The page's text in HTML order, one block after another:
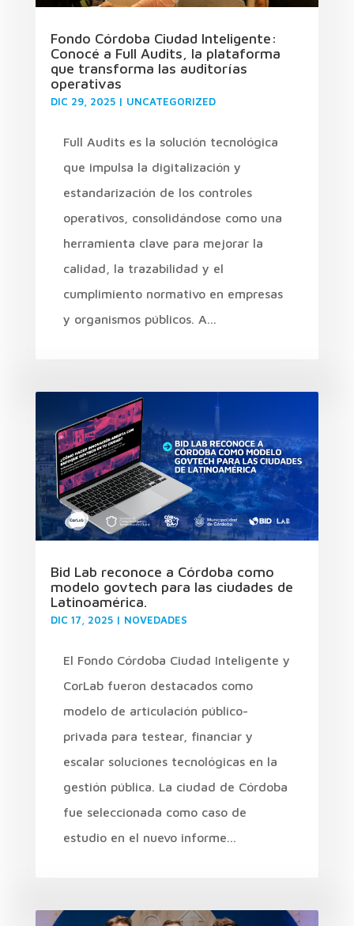
Fondo Córdoba Ciudad Inteligente:
Conocé a Full Audits, la plataforma
que transforma las auditorías
operativas
DIC 29, 2025| UNCATEGORIZED
Full Audits es la solución tecnológica
que impulsa la digitalización y
estandarización de los controles
operativos, consolidándose como una
herramienta clave para mejorar la
calidad, la trazabilidad y el
cumplimiento normativo en empresas
y organismos públicos. A...
Bid Lab reconoce a Córdoba como
modelo govtech para las ciudades de
Latinoamérica.
DIC 17, 2025| NOVEDADES
El Fondo Córdoba Ciudad Inteligente y
CorLab fueron destacados como
modelo de articulación público-
privada para testear, financiar y
escalar soluciones tecnológicas en la
gestión pública. La ciudad de Córdoba
fue seleccionada como caso de
estudio en el nuevo informe...